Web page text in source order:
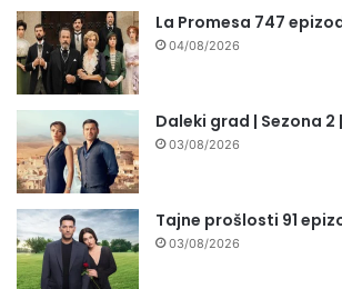
La Promesa 747
04/08/2026
Daleki grad | Sezona 2
03/08/2026
Tajne prošlosti 91
03/08/2026